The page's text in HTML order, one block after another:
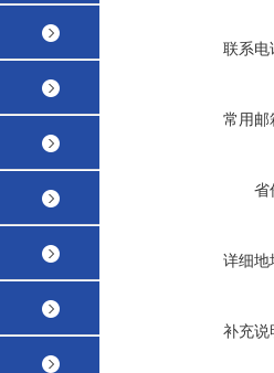
联系电
常用邮
省
详细地
补充说